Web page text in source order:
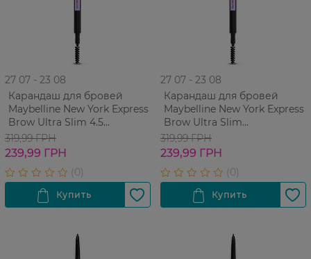
27 07 - 23 08
Карандаш для бровей
Maybelline New York Express
Brow Ultra Slim 4.5
Автоматический Ash Brown
0.9 г
319,99 ГРН
239,99 ГРН
27 07 - 23 08
Карандаш для бровей
Maybelline New York Express
Brow Ultra Slim
Автоматический Cool
Brown
319,99 ГРН
239,99 ГРН